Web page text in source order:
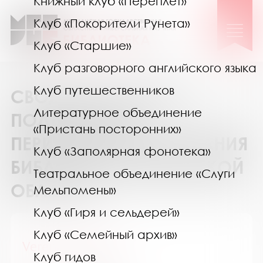
Клуб «Покорители Рунета»
Клуб «Старшие»
Клуб разговорного английского языка
Клуб путешественников
Литературное объединение
«Пристань посторонних»
Клуб «Заполярная фонотека»
Театральное объединение «Слуги
Мельпомены»
Клуб «Гиря и сельдерей»
Клуб «Семейный архив»
Клуб гидов
СВОДНЫЙ КАТАЛОГ
ПОДПИСКИ НА
ПЕРИОДИЧЕСКИЕ ИЗДАНИЯ
БИБЛИОТЕК МУРМАНСКОЙ
ОБЛАСТИ
Verena / Верена